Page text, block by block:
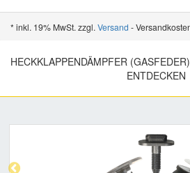
* inkl. 19% MwSt. zzgl. Versand -
HECKKLAPPENDÄMPFER
ENTDECKEN